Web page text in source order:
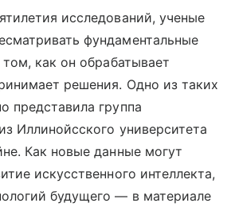
исследований, ученые
фундаментальные
как он обрабатывает
решения. Одно из таких
представила группа
Иллинойсского университета
Как новые данные могут
искусственного интеллекта,
будущего — в материале